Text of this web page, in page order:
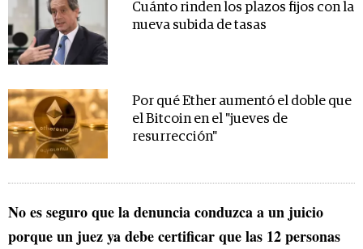
Cuánto rinden los plazos fijos con la
nueva subida de tasas
Por qué Ether aumentó el doble que
el Bitcoin en el "jueves de
resurrección"
No es seguro que la denuncia conduzca a un juicio
porque un juez ya debe certificar que las 12 personas